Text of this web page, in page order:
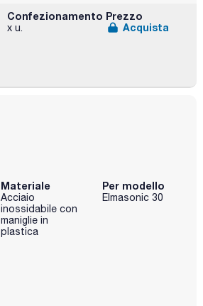
Confezionamento
x u.
Prezzo
Acquista
Materiale
Acciaio
inossidabile con
maniglie in
plastica
Per modello
Elmasonic 30